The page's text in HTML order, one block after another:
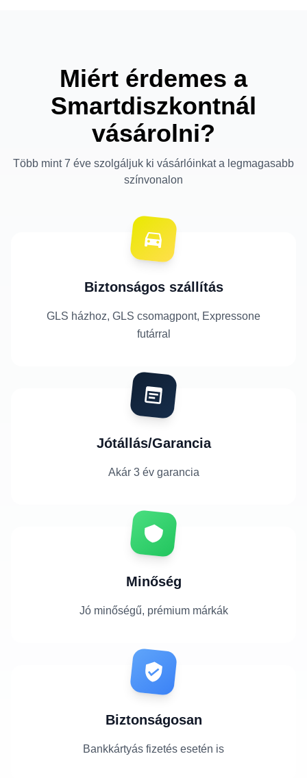
Miért érdemes a
Smartdiszkontnál
vásárolni?
Több mint 7 éve szolgáljuk ki vásárlóinkat a legmagasabb
színvonalon
Biztonságos szállítás
GLS házhoz, GLS csomagpont, Expressone
futárral
Jótállás/Garancia
Akár 3 év garancia
Minőség
Jó minőségű, prémium márkák
Biztonságosan
Bankkártyás fizetés esetén is